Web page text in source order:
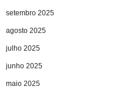
setembro 2025
agosto 2025
julho 2025
junho 2025
maio 2025